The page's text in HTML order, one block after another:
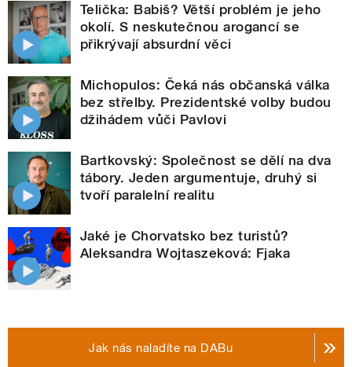
Telička: Babiš? Větší problém je jeho
okolí. S neskutečnou arogancí se
přikrývají absurdní věci
Michopulos: Čeká nás občanská válka
bez střelby. Prezidentské volby budou
džihádem vůči Pavlovi
Bartkovský: Společnost se dělí na dva
tábory. Jeden argumentuje, druhý si
tvoří paralelní realitu
Jaké je Chorvatsko bez turistů?
Aleksandra Wojtaszeková: Fjaka
Jak nás naladíte na DABu